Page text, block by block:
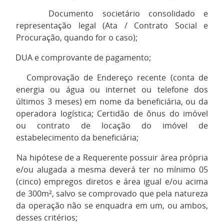
Documento societário consolidado e
representação legal (Ata / Contrato Social e
Procuração, quando for o caso);
DUA e comprovante de pagamento;
Comprovação de Endereço recente (conta de
energia ou água ou internet ou telefone dos
últimos 3 meses) em nome da beneficiária, ou da
operadora logística; Certidão de ônus do imóvel
ou contrato de locação do imóvel de
estabelecimento da beneficiária;
Na hipótese de a Requerente possuir área própria
e/ou alugada a mesma deverá ter no mínimo 05
(cinco) empregos diretos e área igual e/ou acima
de 300m², salvo se comprovado que pela natureza
da operação não se enquadra em um, ou ambos,
desses critérios;